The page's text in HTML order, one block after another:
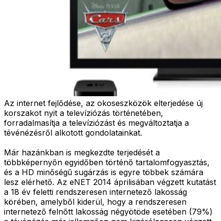
Az internet fejlődése, az okoseszközök elterjedése új
korszakot nyit a televíziózás történetében,
forradalmasítja a televíziózást és megváltoztatja a
tévénézésről alkotott gondolatainkat.
Már hazánkban is megkezdte terjedését a
többképernyőn egyidőben történő tartalomfogyasztás,
és a HD minőségű sugárzás is egyre többek számára
lesz elérhető. Az eNET 2014 áprilisában végzett kutatást
a 18 év feletti rendszeresen internetező lakosság
körében, amelyből kiderül, hogy a rendszeresen
internetező felnőtt lakosság négyötöde esetében (79%)